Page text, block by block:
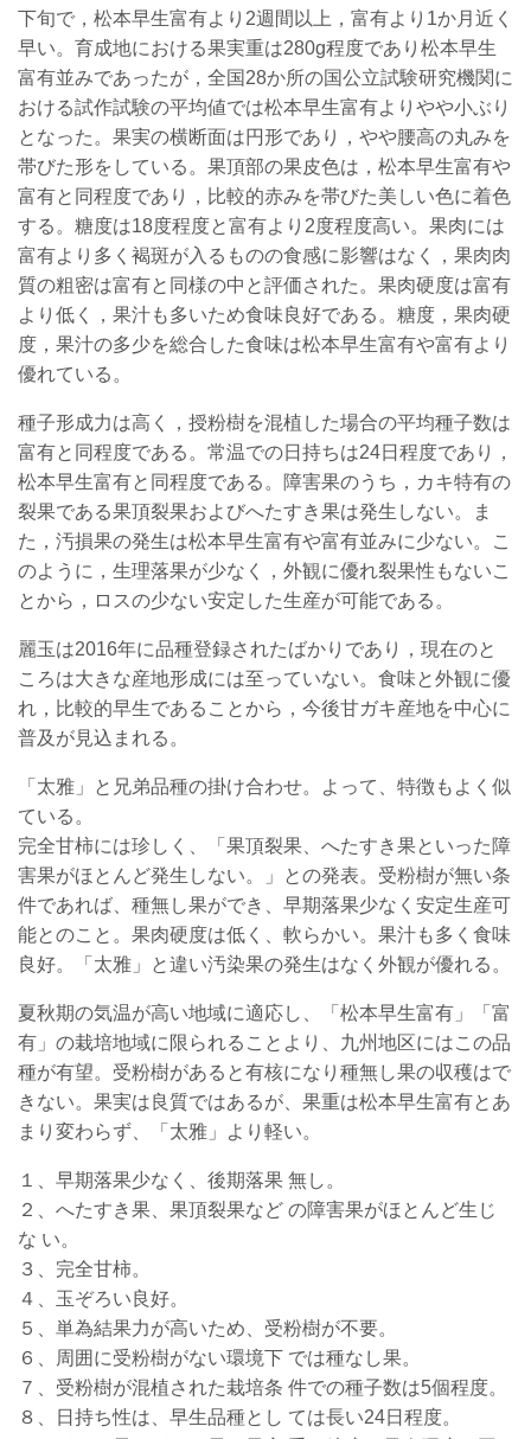
下旬で，松本早生富有より2週間以上，富有より1か月近く
早い。育成地における果実重は280g程度であり松本早生
富有並みであったが，全国28か所の国公立試験研究機関に
おける試作試験の平均値では松本早生富有よりやや小ぶり
となった。果実の横断面は円形であり，やや腰高の丸みを
帯びた形をしている。果頂部の果皮色は，松本早生富有や
富有と同程度であり，比較的赤みを帯びた美しい色に着色
する。糖度は18度程度と富有より2度程度高い。果肉には
富有より多く褐斑が入るものの食感に影響はなく，果肉肉
質の粗密は富有と同様の中と評価された。果肉硬度は富有
より低く，果汁も多いため食味良好である。糖度，果肉硬
度，果汁の多少を総合した食味は松本早生富有や富有より
優れている。
種子形成力は高く，授粉樹を混植した場合の平均種子数は
富有と同程度である。常温での日持ちは24日程度であり，
松本早生富有と同程度である。障害果のうち，カキ特有の
裂果である果頂裂果およびへたすき果は発生しない。ま
た，汚損果の発生は松本早生富有や富有並みに少ない。こ
のように，生理落果が少なく，外観に優れ裂果性もないこ
とから，ロスの少ない安定した生産が可能である。
麗玉は2016年に品種登録されたばかりであり，現在のと
ころは大きな産地形成には至っていない。食味と外観に優
れ，比較的早生であることから，今後甘ガキ産地を中心に
普及が見込まれる。
「太雅」と兄弟品種の掛け合わせ。よって、特徴もよく似
ている。
完全甘柿には珍しく、「果頂裂果、へたすき果といった障
害果がほとんど発生しない。」との発表。受粉樹が無い条
件であれば、種無し果ができ、早期落果少なく安定生産可
能とのこと。果肉硬度は低く、軟らかい。果汁も多く食味
良好。「太雅」と違い汚染果の発生はなく外観が優れる。
夏秋期の気温が高い地域に適応し、「松本早生富有」「富
有」の栽培地域に限られることより、九州地区にはこの品
種が有望。受粉樹があると有核になり種無し果の収穫はで
きない。果実は良質ではあるが、果重は松本早生富有とあ
まり変わらず、「太雅」より軽い。
１、早期落果少なく、後期落果 無し。
２、へたすき果、果頂裂果など の障害果がほとんど生じ
な い。
３、完全甘柿。
４、玉ぞろい良好。
５、単為結果力が高いため、受粉樹が不要。
６、周囲に受粉樹がない環境下 では種なし果。
７、受粉樹が混植された栽培条 件での種子数は5個程度。
８、日持ち性は、早生品種とし ては長い24日程度。